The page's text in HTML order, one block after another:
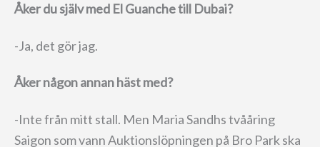
Åker du själv med El Guanche till Dubai?
-Ja, det gör jag.
Åker någon annan häst med?
-Inte från mitt stall. Men Maria Sandhs tvååring
Saigon som vann Auktionslöpningen på Bro Park ska